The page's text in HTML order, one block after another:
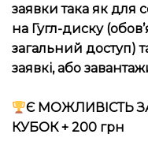
заявки така як для
на Гугл-диску
загальний доступ)
заявкі, або
Є МОЖЛИВІСТЬ
КУБОК + 200 грн